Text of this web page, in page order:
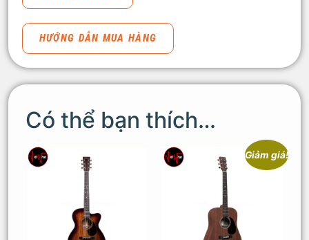
HƯỚNG DẪN MUA HÀNG
Có thể bạn thích…
Giảm giá!